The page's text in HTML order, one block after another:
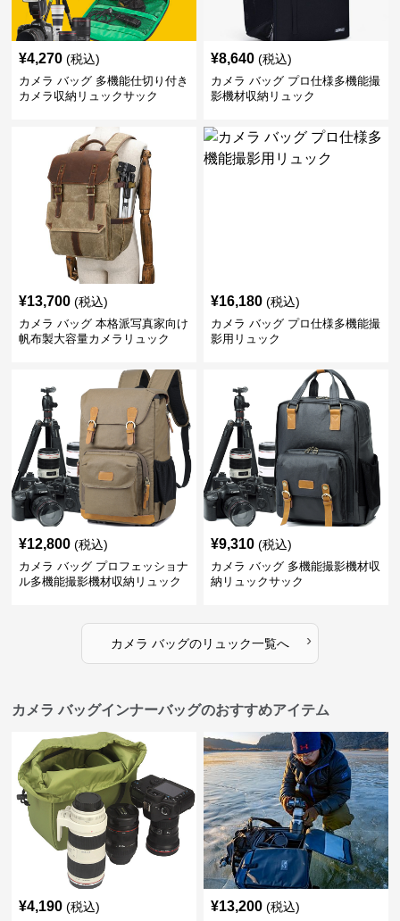
¥4,270 (税込)
カメラ バッグ 多機能仕切り付き
カメラ収納リュックサック
¥8,640 (税込)
カメラ バッグ プロ仕様多機能撮
影機材収納リュック
¥13,700 (税込)
カメラ バッグ 本格派写真家向け
帆布製大容量カメラリュック
¥16,180 (税込)
カメラ バッグ プロ仕様多機能撮
影用リュック
¥12,800 (税込)
カメラ バッグ プロフェッショナ
ル多機能撮影機材収納リュック
¥9,310 (税込)
カメラ バッグ 多機能撮影機材収
納リュックサック
カメラ バッグのリュック一覧へ ›
カメラ バッグインナーバッグのおすすめアイテム
¥4,190 (税込) ¥13,200 (税込)